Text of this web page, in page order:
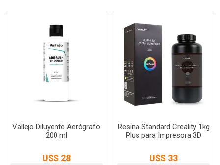
Vallejo Diluyente Aerógrafo
200 ml
U$S 28
Resina Standard Creality 1kg
Plus para Impresora 3D
U$S 33